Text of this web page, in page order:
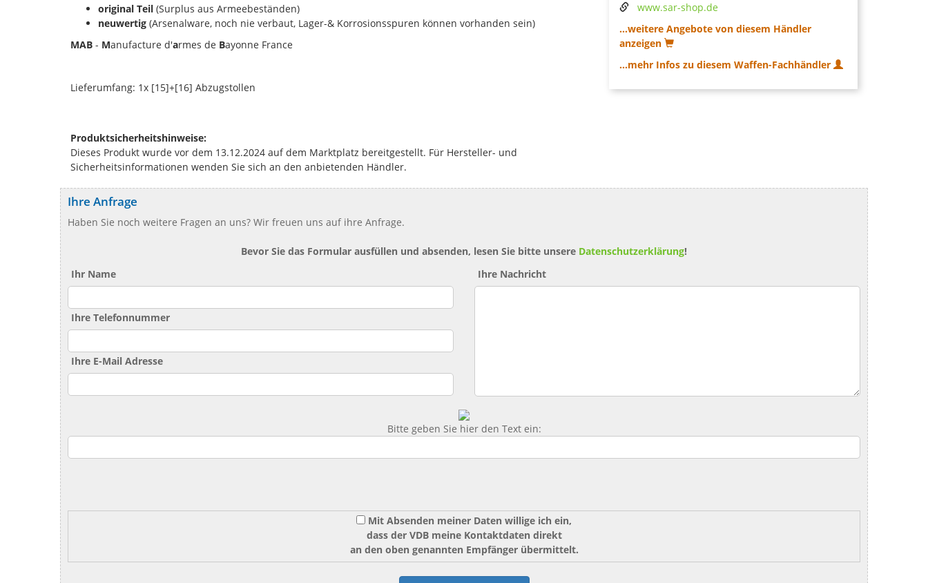
original Teil (Surplus aus Armeebeständen)
neuwertig (Arsenalware, noch nie verbaut, Lager-& Korrosionsspuren können vorhanden sein)
MAB - Manufacture d'armes de Bayonne France
Lieferumfang: 1x [15]+[16] Abzugstollen
Produktsicherheitshinweise:
Dieses Produkt wurde vor dem 13.12.2024 auf dem Marktplatz bereitgestellt. Für Hersteller- und
Sicherheitsinformationen wenden Sie sich an den anbietenden Händler.
www.sar-shop.de
...weitere Angebote von diesem Händler
anzeigen
...mehr Infos zu diesem Waffen-Fachhändler
Ihre Anfrage
Haben Sie noch weitere Fragen an uns? Wir freuen uns auf ihre Anfrage.
Bevor Sie das Formular ausfüllen und absenden, lesen Sie bitte unsere Datenschutzerklärung!
Ihr Name
Ihre Telefonnummer
Ihre E-Mail Adresse
Ihre Nachricht
Bitte geben Sie hier den Text ein:
Mit Absenden meiner Daten willige ich ein,
dass der VDB meine Kontaktdaten direkt
an den oben genannten Empfänger übermittelt.